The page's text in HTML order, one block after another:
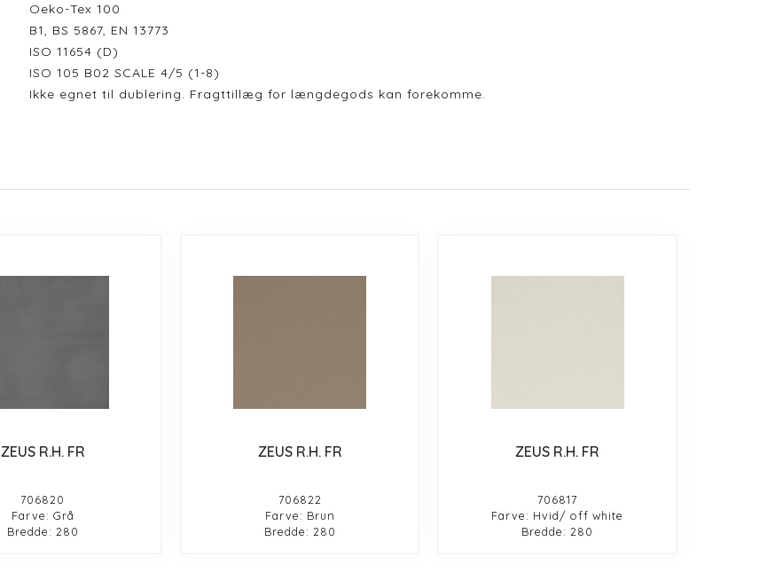
Oeko-Tex 100
B1, BS 5867, EN 13773
ISO 11654 (D)
ISO 105 B02 SCALE 4/5 (1-8)
Ikke egnet til dublering. Fragttillæg for længdegods kan forekomme.
ZEUS R.H. FR
706820
Farve: Grå
Bredde: 280
ZEUS R.H. FR
706822
Farve: Brun
Bredde: 280
ZEUS R.H. FR
706817
Farve: Hvid/ off white
Bredde: 280